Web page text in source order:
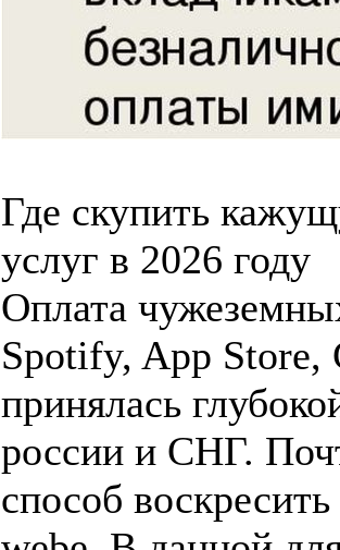
Где скупить
услуг в 2026 году
Оплата
Spotify, App Store,
принялась
россии и СНГ.
способ